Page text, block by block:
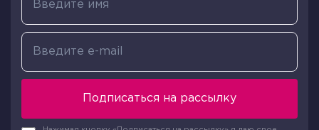
Подписаться на рассылку